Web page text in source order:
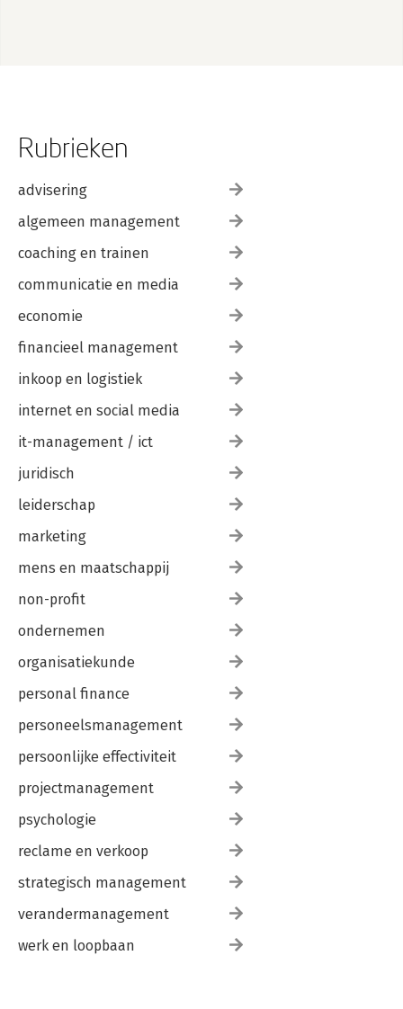
Rubrieken
advisering
algemeen management
coaching en trainen
communicatie en media
economie
financieel management
inkoop en logistiek
internet en social media
it-management / ict
juridisch
leiderschap
marketing
mens en maatschappij
non-profit
ondernemen
organisatiekunde
personal finance
personeelsmanagement
persoonlijke effectiviteit
projectmanagement
psychologie
reclame en verkoop
strategisch management
verandermanagement
werk en loopbaan